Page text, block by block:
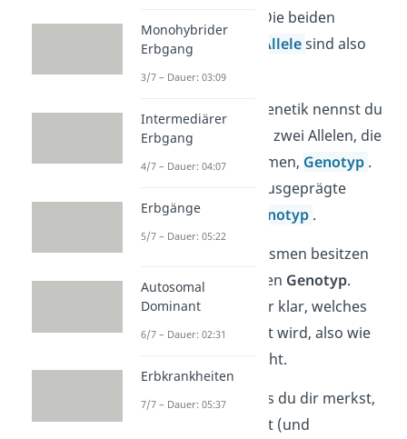
Merkmals überein. Die beiden
Genvarianten oder
Allelesind also
identisch.
In der klassischen Genetik nennst du
die Kombination aus zwei Allelen, die
ein Merkmal bestimmen, Genotyp .
Das entsprechend ausgeprägte
Merkmal ist der
Phänotyp .
Homozygote Organismen besitzen
also einen reinerbigen Genotyp.
Somit ist auch immer klar, welches
Merkmal ausgeprägt wird, also wie
der Phänotyp aussieht.
Wichtig ist aber, dass du dir merkst,
dass sich homozygot (und
Monohybrider
Erbgang
3/7 – Dauer: 03:09
Intermediärer
Erbgang
4/7 – Dauer: 04:07
Erbgänge
5/7 – Dauer: 05:22
Autosomal
Dominant
6/7 – Dauer: 02:31
Erbkrankheiten
7/7 – Dauer: 05:37